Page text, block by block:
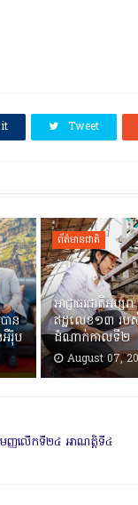
Tweet
ាន
អឺរ៉ុប
ព័ត៌មានជាតិ
អាជ្ញាធរជាតិអប្
ឥដ្ឋលេខ១៣ របស់
ដំណាក់កាលទី២
August 07,
មញ្ញលើកទី២៤ អាណត្តិទី៤